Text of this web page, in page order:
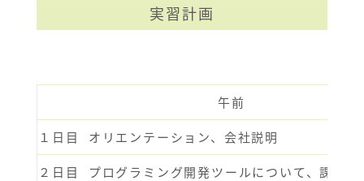
実習計画
午前
１日目 オリエンテーション、会社説明
２日目 プログラミング開発ツールについて、課題説